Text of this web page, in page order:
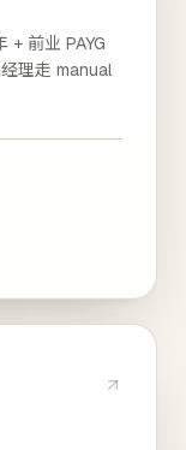
+ 前业 PAYG
理走 manual